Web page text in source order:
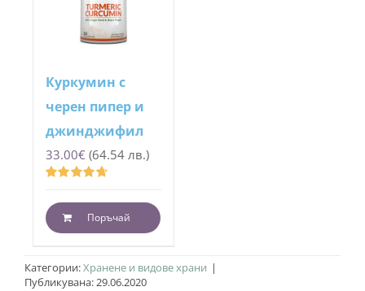
Куркумин с
черен пипер и
джинджифил
4.73от 5
33.00€ (64.54 лв.)
Поръчай
Категории:Хранене и видове храни |
Публикувана: 29.06.2020